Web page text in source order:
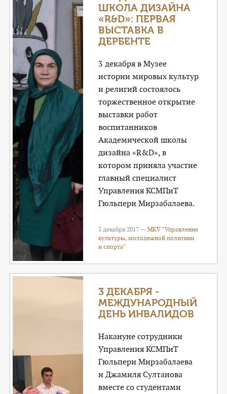
ШКОЛА ДИЗАЙНА
«R&D»: ПЕРВАЯ
ВЫСТАВКА В
ДЕРБЕНТЕ
3 декабря в Музее
истории мировых культур
и религий состоялось
торжественное открытие
выставки работ
воспитанников
Академической школы
дизайна «R&D», в
котором приняла участие
главный специалист
Управления КСМПиТ
Гюльпери Мирзабалаева.
3 декабря 2017 —МКУ "Управление
культуры, молодежной политики
и спорта"
3 ДЕКАБРЯ -
МЕЖДУНАРОДНЫЙ
ДЕНЬ ИНВАЛИДОВ
Накануне сотрудники
Управления КСМПиТ
Гюльпери Мирзабалаева
и Джамиля Султанова
вместе со студентами